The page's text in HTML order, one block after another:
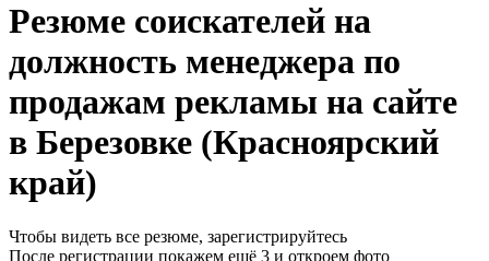
Резюме соискателей на
должность менеджера по
продажам рекламы на сайте
в Березовке (Красноярский
край)
Чтобы видеть все резюме, зарегистрируйтесь
После регистрации покажем ещё 3 и откроем фото